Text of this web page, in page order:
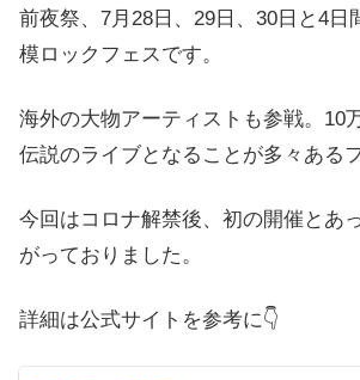
前夜祭、7月28日、29日、30日と4日
模ロックフェスです。
海外の大物アーティストも参戦。10
伝説のライブとなることが多々ある
今回はコロナ解禁後、初の開催とあ
がっておりました。
詳細は公式サイトを参考に👇